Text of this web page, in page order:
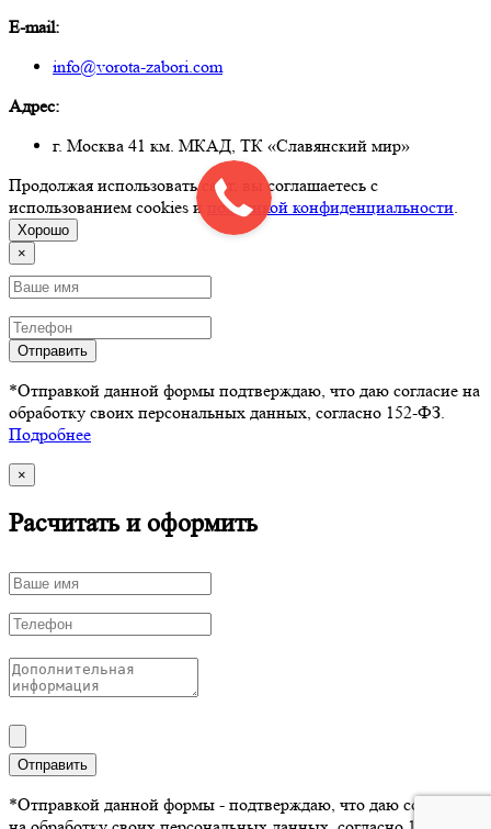
E-mail:
info@vorota-zabori.com
Адрес:
г. Москва 41 км. МКАД, ТК «Славянский мир»
Продолжая использовать сайт, вы соглашаетесь с
использованием cookies и
политикой конфиденциальности.
Хорошо
×
Отправить
*Отправкой данной формы подтверждаю, что даю согласие на
обработку своих персональных данных, согласно 152-ФЗ.
Подробнее
×
Расчитать и оформить
Отправить
*Отправкой данной формы - подтверждаю, что даю согласие